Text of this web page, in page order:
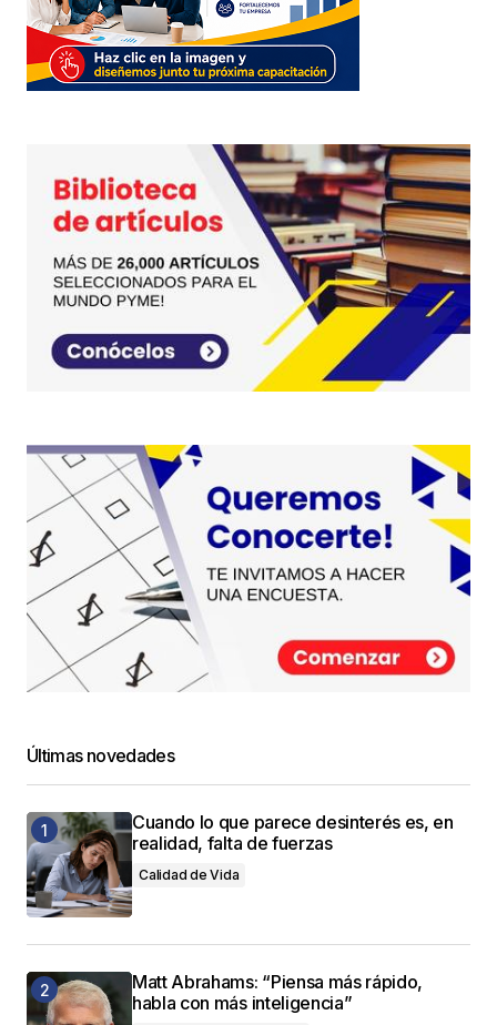
Últimas novedades
Cuando lo que parece desinterés es, en
realidad, falta de fuerzas
Calidad de Vida
Matt Abrahams: “Piensa más rápido,
habla con más inteligencia”